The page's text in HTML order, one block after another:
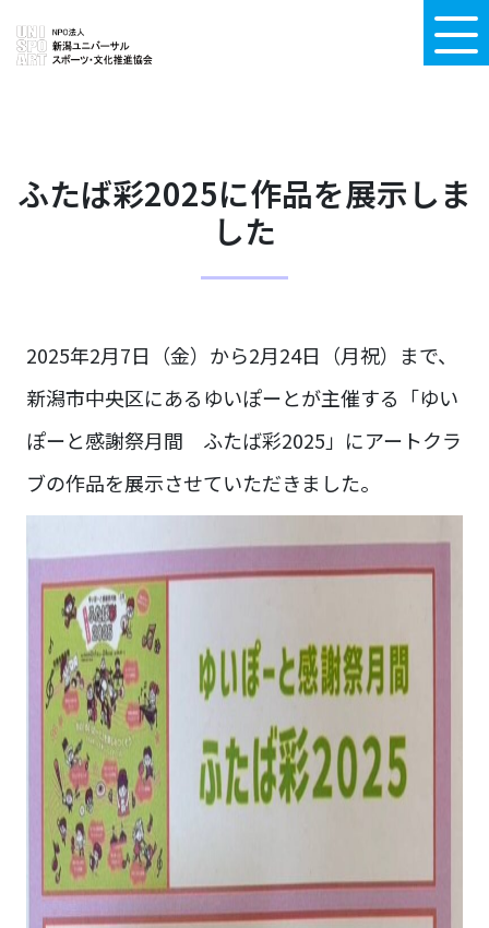
ふたば彩2025に作品を展示しま
した
2025年2月7日（金）から2月24日（月祝）まで、
新潟市中央区にあるゆいぽーとが主催する「ゆい
ぽーと感謝祭月間 ふたば彩2025」にアートクラ
ブの作品を展示させていただきました。